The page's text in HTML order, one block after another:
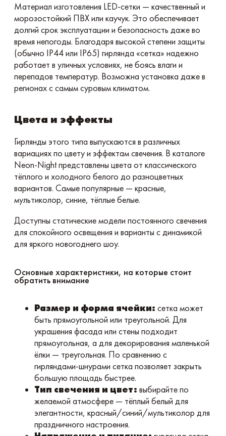
Материал изготовления LED-сетки — качественный и
морозостойкий ПВХ или каучук. Это обеспечивает
долгий срок эксплуатации и безопасность даже во
время непогоды. Благодаря высокой степени защиты
(обычно IP44 или IP65) гирлянда «сетка» надежно
работает в уличных условиях, не боясь влаги и
перепадов температур. Возможна установка даже в
регионах с самым суровым климатом.
Цвета и эффекты
Гирлянды этого типа выпускаются в различных
вариациях по цвету и эффектам свечения. В каталоге
Neon-Night представлены цвета от классического
тёплого и холодного белого до разноцветных
вариантов. Самые популярные — красные,
мультиколор, синие, тёплые белые.
Доступны статические модели постоянного свечения
для спокойного освещения и варианты с динамикой
для яркого новогоднего шоу.
Основные характеристики, на которые стоит
обратить внимание
Размер и форма ячейки: сетка может
быть прямоугольной или треугольной. Для
украшения фасада или стены подходит
прямоугольная, а для декорирования маленькой
ёлки — треугольная. По сравнению с
гирляндами-шнурами сетка позволяет закрыть
большую площадь быстрее.
Тип свечения и цвет: выбирайте по
желаемой атмосфере — тёплый белый для
элегантности, красный/синий/мультиколор для
праздничного настроения.